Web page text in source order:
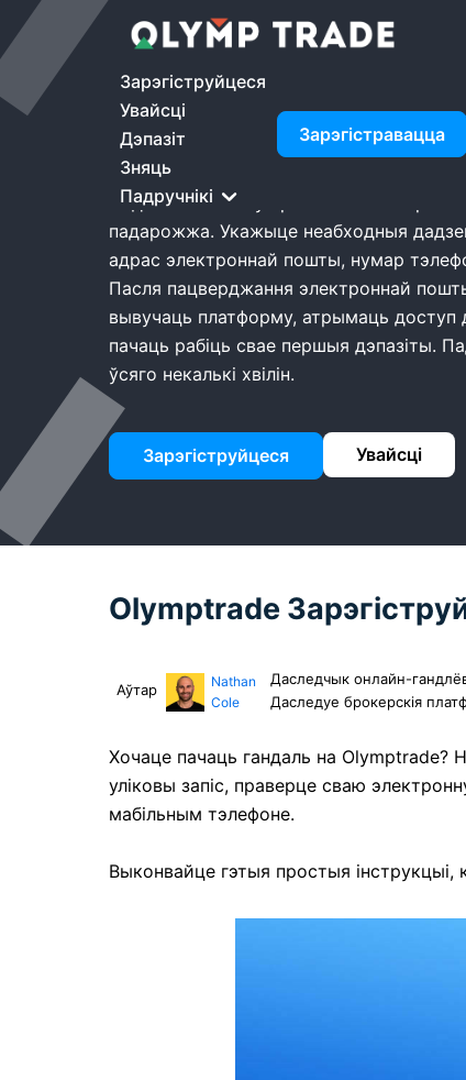
Зарэгіструйцеся
Увайсці
Дэпазіт
Зняць
Падручнікі
Зарэгістравацца
Дом Olymptrade Зарэгіструйцеся
Olymptrade
Падпісанне на Olymptrade - гэта першы
падарожжа. Укажыце неабходныя
адрас электроннай пошты, нумар
Пасля пацверджання электроннай
вывучаць платформу, атрымаць доступ
пачаць рабіць свае першыя дэпазіты.
ўсяго некалькі хвілін.
Зарэгіструйцеся Увайсці
Olymptrade
Аўтар
Nathan
Cole
Даследчык онлайн-
Даследуе брокерскія
Хочаце пачаць гандаль на Olymptrade?
уліковы запіс, праверце сваю
мабільным тэлефоне.
Выконвайце гэтыя простыя інструкцыі,